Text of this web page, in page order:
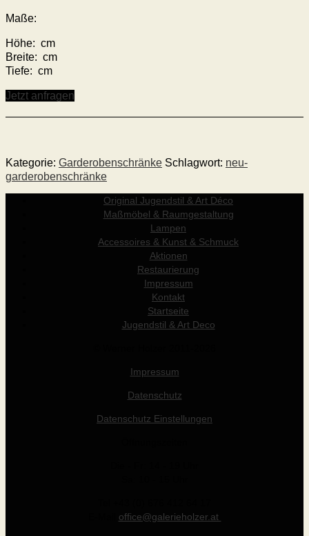
Maße:
Höhe: cm
Breite: cm
Tiefe: cm
Jetzt anfragen
Kategorie: Garderobenschränke Schlagwort: neu-
garderobenschränke
Original Jugendstil & Art Déco
Maßmöbel & Raumgestaltung
Lampen
Accessoires & Kunst & Schmuck
Aktionen
Restaurierung
Impressum
Kontakt
Startseite
Jugendstil & Art Deco
Impressum
Datenschutz
Datenschutz Einstellungen
office@galerieholzer.at